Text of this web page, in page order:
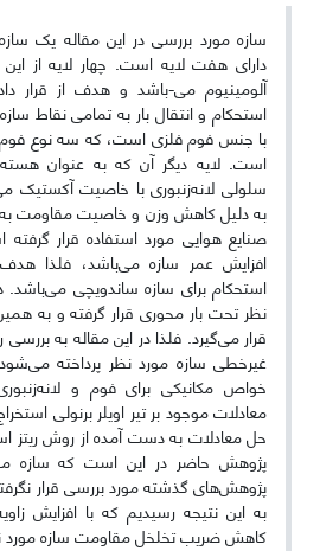
سازه مورد بررسی در این مقاله یک
دارای هفت لایه است. چهار لایه از
آلومینیوم می-باشد و هدف از قرار
استحکام و انتقال بار به تمامی نقاط
با جنس فوم فلزی است، که سه نوع فوم
است. لایه دیگر آن که به عنوان
سلولی لانه‌زنبوری با خاصیت آکستیک
به دلیل کاهش وزن و خاصیت مقاومت به
صنایع هوایی مورد استفاده قرار
افزایش عمر سازه می‌باشد، فلذا
استحکام برای سازه ساندویچی می‌باشد.
نظر تحت بار محوری قرار گرفته و به
قرار می‌گیرد. فلذا در این مقاله به
غیرخطی سازه مورد نظر پرداخته
خواص مکانیکی برای فوم و
معادلات موجود بر تیر اویلر برنولی
حل معادلات به دست آمده از روش ریتز
پژوهش حاضر در این است که سازه
پژوهش‌های گذشته مورد بررسی قرار
به این نتیجه رسیدیم که با افزایش
کاهش ضریب تخلخل مقاومت سازه مورد